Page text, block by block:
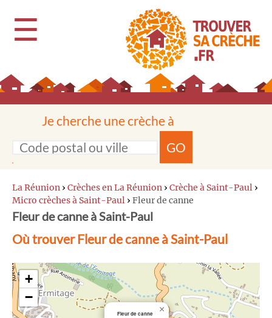
☰
Je cherche une crèche à
GO
La Réunion › Crèches en La Réunion › Crèche à Saint-Paul ›
Micro crèches à Saint-Paul › Fleur de canne
Fleur de canne à Saint-Paul
Où trouver Fleur de canne à Saint-Paul
Fleur de canne ×
+
−